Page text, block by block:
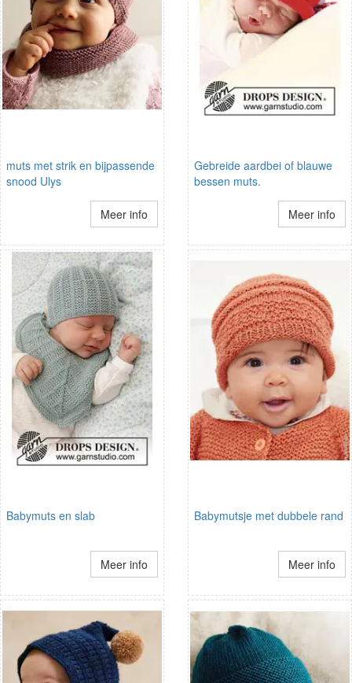
muts met strik en bijpassende
snood Ulys
Meer info
Gebreide aardbei of blauwe
bessen muts.
Meer info
Babymuts en slab
Meer info
Babymutsje met dubbele rand
Meer info